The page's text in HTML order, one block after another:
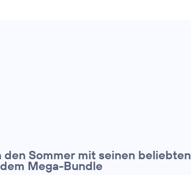
den Sommer mit seinen beliebten
Mega-Bundle